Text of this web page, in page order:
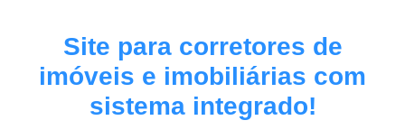
Site para corretores de
imóveis e imobiliárias com
sistema integrado!